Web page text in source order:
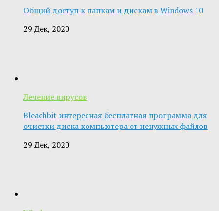
Общий доступ к папкам и дискам в Windows 10
29 Дек, 2020
Лечение вирусов
Bleachbit интересная бесплатная программа для
очистки диска компьютера от ненужных файлов
29 Дек, 2020